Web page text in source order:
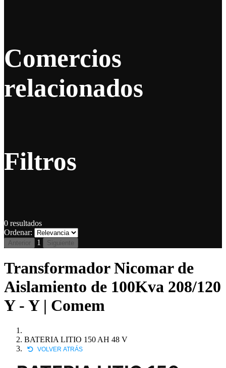
Comercios
relacionados
Filtros
0 resultados
Ordenar:
Anterior 1 Siguiente
Transformador Nicomar de
Aislamiento de 100Kva 208/120
Y - Y | Comem
BATERIA LITIO 150 AH 48 V
VOLVER ATRÁS